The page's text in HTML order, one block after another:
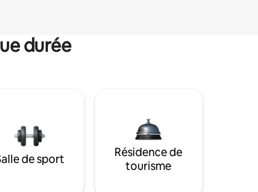
durée
de sport
Résidence de
tourisme